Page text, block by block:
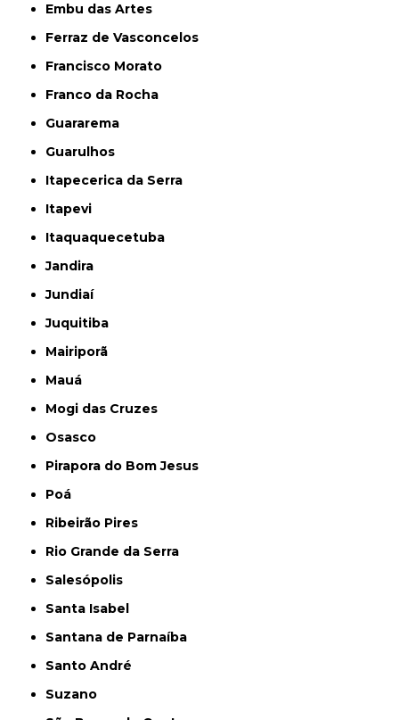
Embu das Artes
Ferraz de Vasconcelos
Francisco Morato
Franco da Rocha
Guararema
Guarulhos
Itapecerica da Serra
Itapevi
Itaquaquecetuba
Jandira
Jundiaí
Juquitiba
Mairiporã
Mauá
Mogi das Cruzes
Osasco
Pirapora do Bom Jesus
Poá
Ribeirão Pires
Rio Grande da Serra
Salesópolis
Santa Isabel
Santana de Parnaíba
Santo André
Suzano